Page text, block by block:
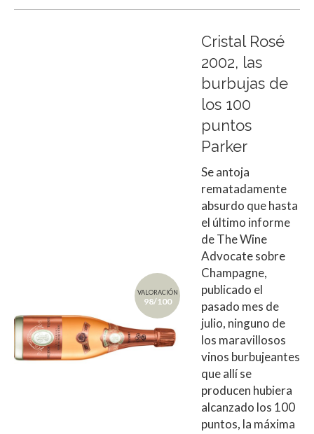
VALORACIÓN
98/100
Cristal Rosé
2002, las
burbujas de
los 100
puntos
Parker
Se antoja
rematadamente
absurdo que hasta
el último informe
de The Wine
Advocate sobre
Champagne,
publicado el
pasado mes de
julio, ninguno de
los maravillosos
vinos burbujeantes
que allí se
producen hubiera
alcanzado los 100
puntos, la máxima